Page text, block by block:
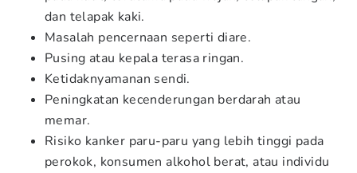
dan telapak kaki.
Masalah pencernaan seperti diare.
Pusing atau kepala terasa ringan.
Ketidaknyamanan sendi.
Peningkatan kecenderungan berdarah atau
memar.
Risiko kanker paru-paru yang lebih tinggi pada
perokok, konsumen alkohol berat, atau individu